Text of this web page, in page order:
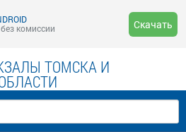
комиссии
Скачать
ТОМСКА И